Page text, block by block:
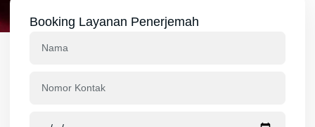
Booking Layanan Penerjemah